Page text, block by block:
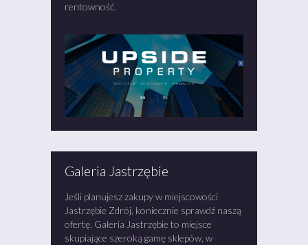
rentowność.
Galeria Jastrzębie
Jeśli planujesz zakupy w miejscowości
Jastrzębie Zdrój, koniecznie sprawdź naszą
ofertę. Galeria Jastrzębie to miejsce
skupiające szeroką gamę sklepów, w